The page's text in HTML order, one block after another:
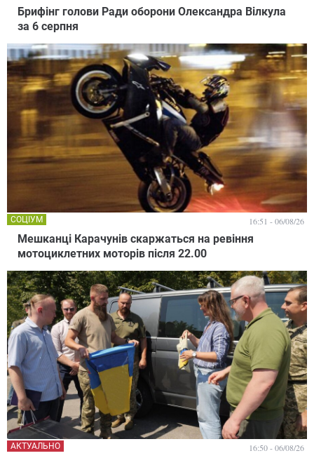
Брифінг голови Ради оборони Олександра Вілкула
за 6 серпня
Мешканці Карачунів скаржаться на ревіння
мотоциклетних моторів після 22.00
СОЦІУМ 16:51 - 06/08/26
АКТУАЛЬНО 16:50 - 06/08/26